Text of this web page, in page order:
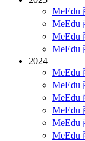
MeEdu
MeEdu
MeEdu
MeEdu
2024
MeEdu
MeEdu
MeEdu
MeEdu
MeEdu
MeEdu